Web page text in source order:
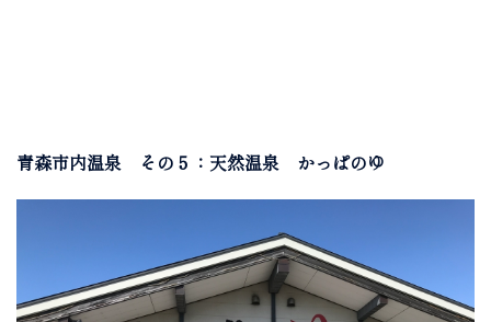
青森市内温泉 その５：天然温泉 かっぱのゆ